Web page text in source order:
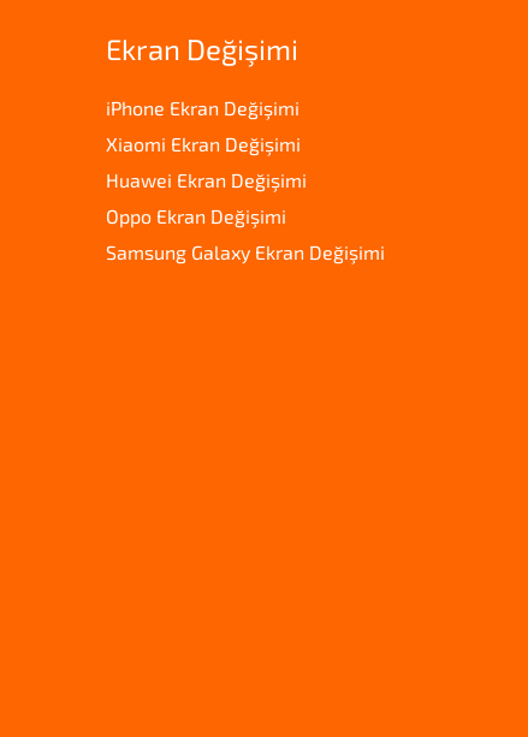
Ekran Değişimi
iPhone Ekran Değişimi
Xiaomi Ekran Değişimi
Huawei Ekran Değişimi
Oppo Ekran Değişimi
Samsung Galaxy Ekran Değişimi